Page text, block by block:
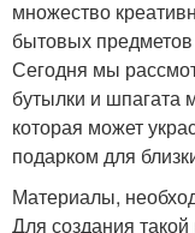
множество
бытовых предметов
Сегодня мы
бутылки и шпагата
которая может
подарком для
Материалы,
Для создания